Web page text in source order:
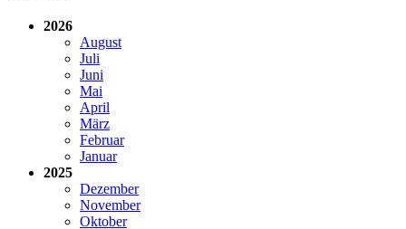
2026
August
Juli
Juni
Mai
April
März
Februar
Januar
2025
Dezember
November
Oktober